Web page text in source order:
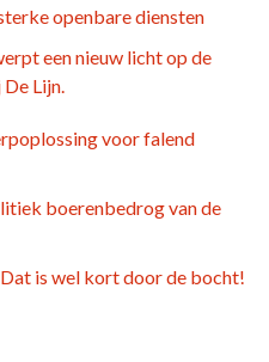
openbare diensten
een nieuw licht op de
Lijn.
voor falend
boerenbedrog van de
is wel kort door de bocht!